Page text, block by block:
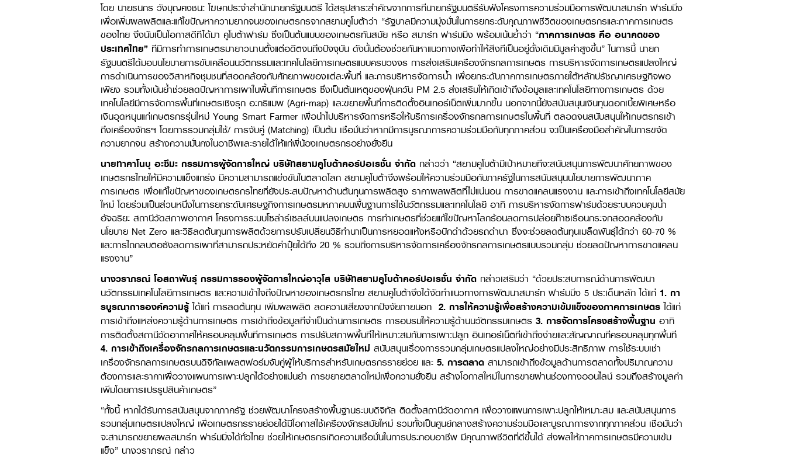
โดย นายธนกร วังบุญคงชนะ โฆษกประจำสำนักนายกรัฐมนตรี ได้สรุปสาระสำคัญจากการที่นายกรัฐมนตรีรับฟังโครงการความร่วมมือการพัฒนาสมาร์ท ฟาร์มมิ่ง
เพื่อเพิ่มผลผลิตและแก้ไขปัญหาความยากจนของเกษตรกรจากสยามคูโบต้าว่า “รัฐบาลมีความมุ่งมั่นในการยกระดับคุณภาพชีวิตของเกษตรกรและภาคการเกษตร
ของไทย จึงนับเป็นโอกาสดีที่ได้มา คูโบต้าฟาร์ม ซึ่งเป็นต้นแบบของเกษตรทันสมัย หรือ สมาร์ท ฟาร์มมิ่ง พร้อมเน้นย้ำว่า “ภาคการเกษตร คือ อนาคตของ
ประเทศไทย” ที่มีการทำการเกษตรมายาวนานตั้งแต่อดีตจนถึงปัจจุบัน ดังนั้นต้องช่วยกันหาแนวทางเพื่อทำให้สิ่งที่เป็นอยู่ดั้งเดิมมีมูลค่าสูงขึ้น” ในการนี้ นายก
รัฐมนตรีได้มอบนโยบายการขับเคลื่อนนวัตกรรมและเทคโนโลยีการเกษตรแบบครบวงจร การส่งเสริมเครื่องจักรกลการเกษตร การบริหารจัดการเกษตรแปลงใหญ่
การดำเนินการของวิสาหกิจชุมชนที่สอดคล้องกับศักยภาพของแต่ละพื้นที่ และการบริหารจัดการน้ำ เพื่อยกระดับภาคการเกษตรภายใต้หลักปรัชญาเศรษฐกิจพอ
เพียง รวมทั้งเน้นย้ำช่วยลดปัญหาการเผาในพื้นที่การเกษตร ซึ่งเป็นต้นเหตุของฝุ่นควัน PM 2.5 ส่งเสริมให้เกิดเข้าถึงข้อมูลและเทคโนโลยีทางการเกษตร ด้วย
เทคโนโลยีมีการจัดการพื้นที่เกษตรเชิงรุก อะกริแมพ (Agri-map) และขยายพื้นที่การติดตั้งอินเทอร์เน็ตเพิ่มมากขึ้น นอกจากนี้ยังสนับสนุนเงินทุนดอกเบี้ยพิเศษหรือ
เงินอุดหนุนแก่เกษตรกรรุ่นใหม่ Young Smart Farmer เพื่อนำไปบริหารจัดการหรือให้บริการเครื่องจักรกลการเกษตรในพื้นที่ ตลอดจนสนับสนุนให้เกษตรกรเข้า
ถึงเครื่องจักรฯ โดยการรวมกลุ่มใช้/ การจับคู่ (Matching) เป็นต้น เชื่อมั่นว่าหากมีการบูรณาการความร่วมมือกับทุกภาคส่วน จะเป็นเครื่องมือสำคัญในการขจัด
ความยากจน สร้างความมั่นคงในอาชีพและรายได้ให้แก่พี่น้องเกษตรกรอย่างยั่งยืน
นายทาคาโนบุ อะซึมะ กรรมการผู้จัดการใหญ่ บริษัทสยามคูโบต้าคอร์ปอเรชั่น จำกัด กล่าวว่า “สยามคูโบต้ามีเป้าหมายที่จะสนับสนุนการพัฒนาศักยภาพของ
เกษตรกรไทยให้มีความแข็งแกร่ง มีความสามารถแข่งขันในตลาดโลก สยามคูโบต้าจึงพร้อมให้ความร่วมมือกับภาครัฐในการสนับสนุนนโยบายการพัฒนาภาค
การเกษตร เพื่อแก้ไขปัญหาของเกษตรกรไทยที่ยังประสบปัญหาด้านต้นทุนการผลิตสูง ราคาผลผลิตที่ไม่แน่นอน การขาดแคลนแรงงาน และการเข้าถึงเทคโนโลยีสมัย
ใหม่ โดยร่วมเป็นส่วนหนึ่งในการยกระดับเศรษฐกิจการเกษตรมหภาคบนพื้นฐานการใช้นวัตกรรมและเทคโนโลยี อาทิ การบริหารจัดการฟาร์มด้วยระบบควบคุมน้ำ
อัจฉริยะ สถานีวัดสภาพอากาศ โครงการระบบโซล่าร์เซลล์บนแปลงเกษตร การทำเกษตรที่ช่วยแก้ไขปัญหาโลกร้อนลดการปล่อยก๊าซเรือนกระจกสอดคล้องกับ
นโยบาย Net Zero และวิธีลดต้นทุนการผลิตด้วยการปรับเปลี่ยนวิธีทำนาเป็นการหยอดแห้งหรือปักดำด้วยรถดำนา ซึ่งจะช่วยลดต้นทุนเมล็ดพันธุ์ได้กว่า 60-70 %
และการไถกลบตอซังลดการเผาที่สามารถประหยัดค่าปุ๋ยได้ถึง 20 % รวมถึงการบริหารจัดการเครื่องจักรกลการเกษตรแบบรวมกลุ่ม ช่วยลดปัญหาการขาดแคลน
แรงงาน”
นางวราภรณ์ โอสถาพันธุ์ กรรมการรองผู้จัดการใหญ่อาวุโส บริษัทสยามคูโบต้าคอร์ปอเรชั่น จำกัด กล่าวเสริมว่า “ด้วยประสบการณ์ด้านการพัฒนา
นวัตกรรมเทคโนโลยีการเกษตร และความเข้าใจถึงปัญหาของเกษตรกรไทย สยามคูโบต้าจึงได้จัดทำแนวทางการพัฒนาสมาร์ท ฟาร์มมิ่ง 5 ประเด็นหลัก ได้แก่ 1. กา
รบูรณาการองค์ความรู้ได้แก่ การลดต้นทุน เพิ่มผลผลิต ลดความเสี่ยงจากปัจจัยภายนอก 2. การให้ความรู้เพื่อสร้างความเข้มแข็งของภาคการเกษตร ได้แก่
การเข้าถึงแหล่งความรู้ด้านการเกษตร การเข้าถึงข้อมูลที่จำเป็นด้านการเกษตร การอบรมให้ความรู้ด้านนวัตกรรมเกษตร 3. การจัดการโครงสร้างพื้นฐาน อาทิ
การติดตั้งสถานีวัดอากาศให้ครอบคลุมพื้นที่การเกษตร การปรับสภาพพื้นที่ให้เหมาะสมกับการเพาะปลูก อินเทอร์เน็ตที่เข้าถึงง่ายและสัญญาณที่ครอบคลุมทุกพื้นที่
4. การเข้าถึงเครื่องจักรกลการเกษตรและนวัตกรรมการเกษตรสมัยใหม่ สนับสนุนเรื่องการรวมกลุ่มเกษตรแปลงใหญ่อย่างมีประสิทธิภาพ การใช้ระบบเช่า
เครื่องจักรกลการเกษตรบนดิจิทัลแพลตฟอร์มจับคู่ผู้ให้บริการสำหรับเกษตรกรรายย่อย และ 5. การตลาด สามารถเข้าถึงข้อมูลด้านการตลาดทั้งปริมาณความ
ต้องการและราคาเผื่อวางแผนการเพาะปลูกได้อย่างแม่นยำ การขยายตลาดใหม่เพื่อความยั่งยืน สร้างโอกาสใหม่ในการขายผ่านช่องทางออนไลน์ รวมถึงสร้างมูลค่า
เพิ่มโดยการแปรรูปสินค้าเกษตร”
“ทั้งนี้ หากได้รับการสนับสนุนจากภาครัฐ ช่วยพัฒนาโครงสร้างพื้นฐานระบบดิจิทัล ติดตั้งสถานีวัดอากาศ เพื่อวางแผนการเพาะปลูกให้เหมาะสม และสนับสนุนการ
รวมกลุ่มเกษตรแปลงใหญ่ เพื่อเกษตรกรรายย่อยได้มีโอกาสใช้เครื่องจักรสมัยใหม่ รวมทั้งเป็นศูนย์กลางสร้างความร่วมมือและบูรณาการจากทุกภาคส่วน เชื่อมั่นว่า
จะสามารถขยายผลสมาร์ท ฟาร์มมิ่งได้ทั่วไทย ช่วยให้เกษตรกรเกิดความเชื่อมั่นในการประกอบอาชีพ มีคุณภาพชีวิตที่ดีขึ้นได้ ส่งผลให้ภาคการเกษตรมีความเข้ม
แข็ง” นางวราภรณ์ กล่าว